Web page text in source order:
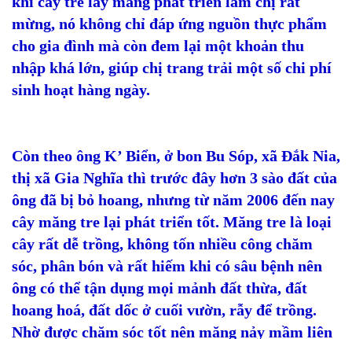
mừng, nó không chỉ đáp ứng nguồn thực phẩm
cho gia đình mà còn đem lại một khoản thu
nhập khá lớn, giúp chị trang trải một số chi phí
sinh hoạt hàng ngày.
Còn theo ông K’ Biển, ở bon Bu Sóp, xã Đắk Nia,
thị xã Gia Nghĩa thì trước đây hơn 3 sào đất của
ông đã bị bỏ hoang, nhưng từ năm 2006 đến nay
cây măng tre lại phát triển tốt. Măng tre là loại
cây rất dễ trồng, không tốn nhiều công chăm
sóc, phân bón và rất hiếm khi có sâu bệnh nên
ông có thể tận dụng mọi mảnh đất thừa, đất
hoang hoá, đất dốc ở cuối vườn, rẫy để trồng.
Nhờ được chăm sóc tốt nên măng nảy mầm liên